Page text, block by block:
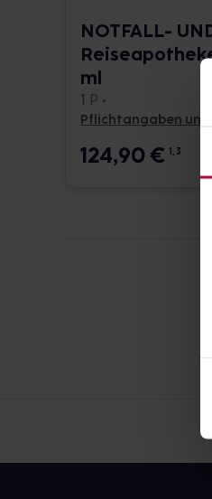
NOTFALL-
ml
1 P •
Pflichtangaben und
124,90€ 1, 3